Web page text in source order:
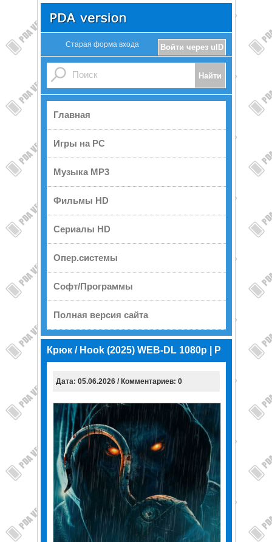
Войти через uID
Старая форма входа
Главная
Игры на PC
Музыка MP3
Фильмы HD
Сериалы HD
Опер.системы
Софт/Программы
Полная версия сайта
Крюк / Hook (2025) WEB-DL 1080p | P
Дата: 05.06.2026 / Комментариев: 0